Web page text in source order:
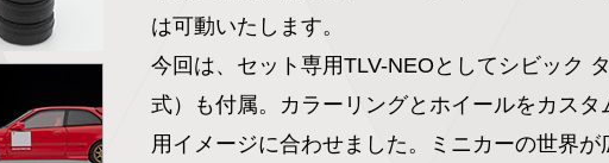
は可動いたします。
今回は、セット専用TLV-NEOとしてシビック
式）も付属。カラーリングとホイールをカスタ
用イメージに合わせました。ミニカーの世界が